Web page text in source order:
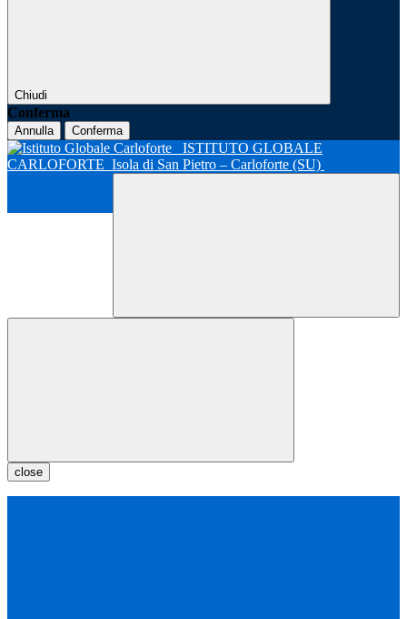
Chiudi
Conferma
Annulla Conferma
ISTITUTO GLOBALE
CARLOFORTE Isola di San Pietro – Carloforte (SU)
close